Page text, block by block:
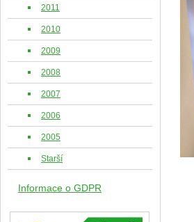
2011
2010
2009
2008
2007
2006
2005
Starší
Informace o GDPR